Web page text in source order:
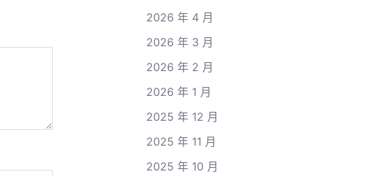
2026 年 4 月
2026 年 3 月
2026 年 2 月
2026 年 1 月
2025 年 12 月
2025 年 11 月
2025 年 10 月